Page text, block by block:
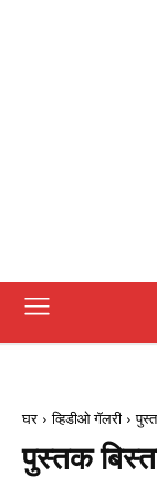
घर व्हिडीओ गॅलरी
पुस्तक